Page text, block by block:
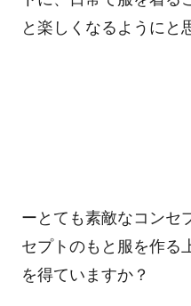
と楽しくなるようにと
ーとても素敵なコン
セプトのもと服を作る
を得ていますか？